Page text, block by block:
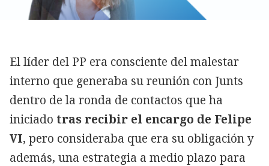
El líder del PP era consciente del malestar
interno que generaba su reunión con Junts
dentro de la ronda de contactos que ha
iniciado tras recibir el encargo de Felipe
VI, pero consideraba que era su obligación y
además, una estrategia a medio plazo para